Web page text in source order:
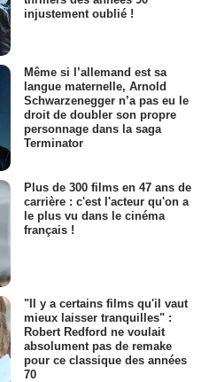
injustement oublié !
Même si l’allemand est sa
langue maternelle, Arnold
Schwarzenegger n’a pas eu le
droit de doubler son propre
personnage dans la saga
Terminator
Plus de 300 films en 47 ans de
carrière : c'est l'acteur qu'on a
le plus vu dans le cinéma
français !
"Il y a certains films qu'il vaut
mieux laisser tranquilles" :
Robert Redford ne voulait
absolument pas de remake
pour ce classique des années
70